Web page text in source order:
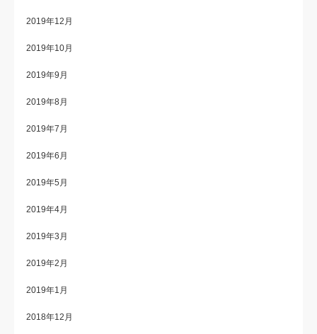
2019年12月
2019年10月
2019年9月
2019年8月
2019年7月
2019年6月
2019年5月
2019年4月
2019年3月
2019年2月
2019年1月
2018年12月